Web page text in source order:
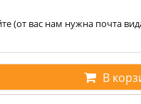
(от вас нам нужна почта
В